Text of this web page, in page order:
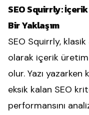
SEO Squirrly:
Bir Yaklaşım
SEO Squirrly,
olarak içerik
olur. Yazı yazarken
eksik kalan SEO
performansını